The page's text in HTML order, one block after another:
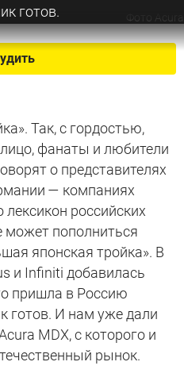
готов.
Фото Acura
Так, с гордостью,
фанаты и любители
о представителях
— компаниях
российских
может пополниться
японская тройка». В
и Infiniti добавилась
пришла в Россию
готов. И нам уже дали
MDX, с которого и
рынок.